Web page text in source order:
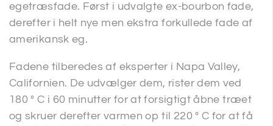
egetræsfade. Først i udvalgte ex-bourbon fade,
derefter i helt nye men ekstra forkullede fade af
amerikansk eg.
Fadene tilberedes af eksperter i Napa Valley,
Californien. De udvælger dem, rister dem ved
180 ° C i 60 minutter for at forsigtigt åbne træet
og skruer derefter varmen op til 220 ° C for at få